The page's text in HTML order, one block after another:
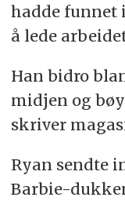
hadde funnet
å lede
Han bidro
midjen og
skriver
Ryan sendte
Barbie-